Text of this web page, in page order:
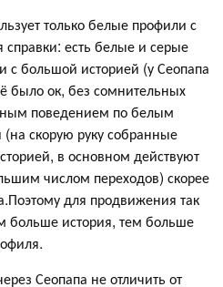
только белые профили с
есть белые и серые
большой историей (у Сеопапа
было ок, без сомнительных
поведением по белым
скорую руку собранные
в основном действуют
числом переходов) скорее
для продвижения так
история, тем больше
Сеопапа не отличить от